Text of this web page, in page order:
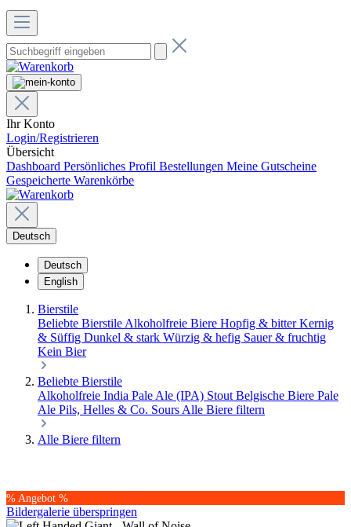
Ihr Konto
Login/Registrieren
Übersicht
Dashboard Persönliches Profil Bestellungen Meine Gutscheine
Gespeicherte Warenkörbe
Deutsch
Deutsch
English
Bierstile
Beliebte Bierstile Alkoholfreie Biere Hopfig & bitterKernig
& Süffig Dunkel & stark Würzig & hefig Sauer & fruchtig
Kein Bier
Beliebte Bierstile
Alkoholfreie India Pale Ale (IPA) Stout Belgische Biere Pale
Ale Pils, Helles & Co. Sours Alle Biere filtern
Alle Biere filtern
% Angebot %
Bildergalerie überspringen